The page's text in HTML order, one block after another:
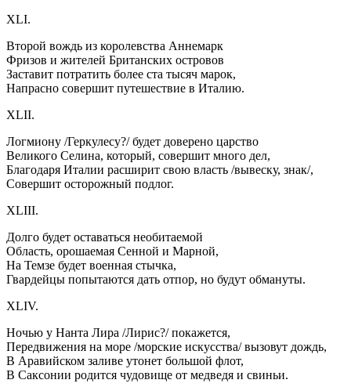
XLI.
Второй вождь из королевства Аннемарк
Фризов и жителей Британских островов
Заставит потратить более ста тысяч марок,
Напрасно совершит путешествие в Италию.
XLII.
Логмиону /Геркулесу?/ будет доверено царство
Великого Селина, который, совершит много дел,
Благодаря Италии расширит свою власть /вывеску, знак/,
Совершит осторожный подлог.
XLIII.
Долго будет оставаться необитаемой
Область, орошаемая Сенной и Марной,
На Темзе будет военная стычка,
Гвардейцы попытаются дать отпор, но будут обмануты.
XLIV.
Ночью у Нанта Лира /Лирис?/ покажется,
Передвижения на море /морские искусства/ вызовут дождь,
В Аравийском заливе утонет большой флот,
В Саксонии родится чудовище от медведя и свиньи.